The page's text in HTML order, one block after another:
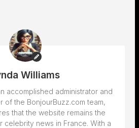
Williams
accomplished administrator and
of the BonjourBuzz.com team,
that the website remains the
celebrity news in France. With a